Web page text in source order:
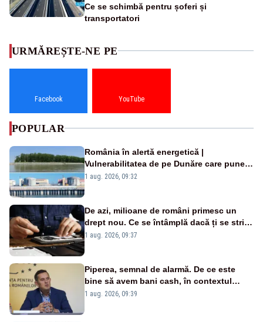
Ce se schimbă pentru șoferi și
transportatori
URMĂREȘTE-NE PE
Facebook YouTube
POPULAR
România în alertă energetică |
Vulnerabilitatea de pe Dunăre care pune
în pericol Centrala Cernavodă era
1 aug. 2026, 09:32
De azi, milioane de români primesc un
drept nou. Ce se întâmplă dacă ți se strică
un produs
1 aug. 2026, 09:37
Piperea, semnal de alarmă. De ce este
bine să avem bani cash, în contextul
alertei energetice?
1 aug. 2026, 09:39